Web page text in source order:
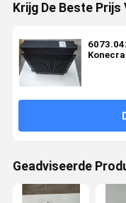
Krijg De Beste Prijs
Geadviseerde